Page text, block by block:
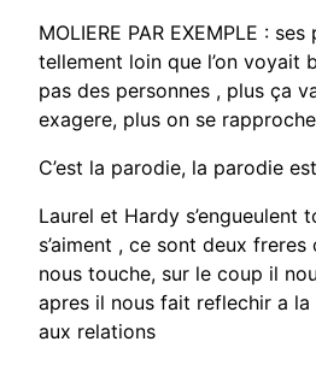
MOLIERE PAR EXEMPLE :
tellement loin que l’on voyait
pas des personnes , plus ça
exagere, plus on se
C’est la parodie, la parodie
Laurel et Hardy s’engueulent
s’aiment , ce sont deux freres
nous touche, sur le coup il
apres il nous fait reflechir a
aux relations